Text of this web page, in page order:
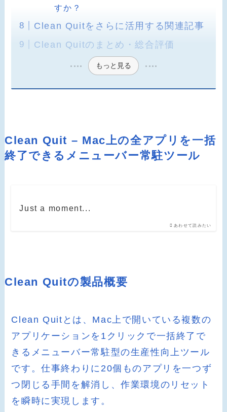
すか？
Clean Quitをさらに活用する関連記事
Clean Quitのまとめ・総合評価
もっと見る
Clean Quit – Mac上の全アプリを一括
終了できるメニューバー常駐ツール
あわせて読みたい
Just a moment...
Clean Quitの製品概要
Clean Quitとは、Mac上で開いている複数の
アプリケーションを1クリックで一括終了で
きるメニューバー常駐型の生産性向上ツール
です。仕事終わりに20個ものアプリを一つず
つ閉じる手間を解消し、作業環境のリセット
を瞬時に実現します。